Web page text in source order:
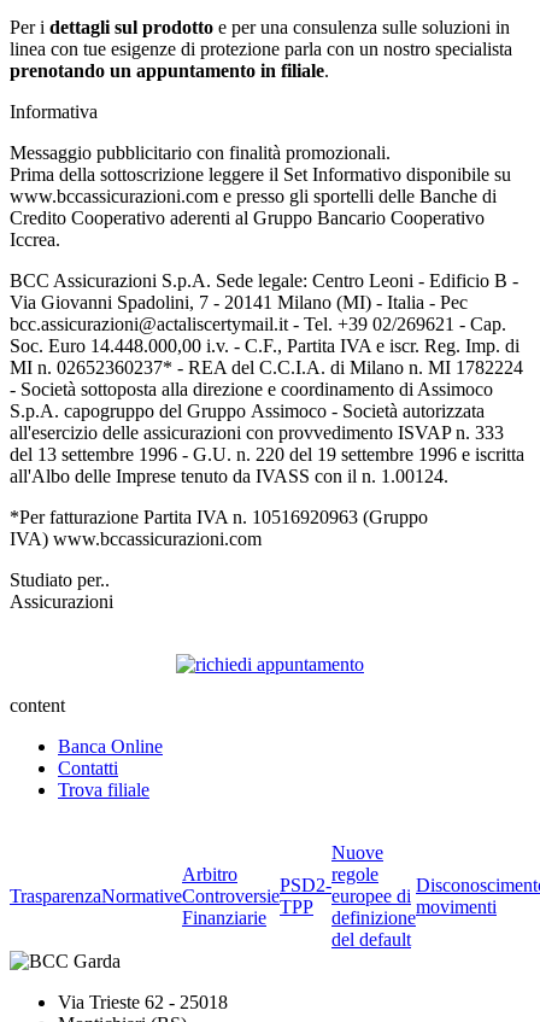
Per i dettagli sul prodotto e per una consulenza sulle soluzioni in
linea con tue esigenze di protezione parla con un nostro specialista
prenotando un appuntamento in filiale.
Informativa
Messaggio pubblicitario con finalità promozionali.
Prima della sottoscrizione leggere il Set Informativo disponibile su
www.bccassicurazioni.com e presso gli sportelli delle Banche di
Credito Cooperativo aderenti al Gruppo Bancario Cooperativo
Iccrea.
BCC Assicurazioni S.p.A. Sede legale: Centro Leoni - Edificio B -
Via Giovanni Spadolini, 7 - 20141 Milano (MI) - Italia - Pec
bcc.assicurazioni@actaliscertymail.it - Tel. +39 02/269621 - Cap.
Soc. Euro 14.448.000,00 i.v. - C.F., Partita IVA e iscr. Reg. Imp. di
MI n. 02652360237* - REA del C.C.I.A. di Milano n. MI 1782224
- Società sottoposta alla direzione e coordinamento di Assimoco
S.p.A. capogruppo del Gruppo Assimoco - Società autorizzata
all'esercizio delle assicurazioni con provvedimento ISVAP n. 333
del 13 settembre 1996 - G.U. n. 220 del 19 settembre 1996 e iscritta
all'Albo delle Imprese tenuto da IVASS con il n. 1.00124.
*Per fatturazione Partita IVA n. 10516920963 (Gruppo
IVA) www.bccassicurazioni.com
Studiato per..
Assicurazioni
content
Banca Online
Contatti
Trova filiale
TrasparenzaNormative
Arbitro
Controversie
Finanziarie
PSD2-
TPP
Nuove
regole
europee di
definizione
del default
movimenti
Via Trieste 62 - 25018